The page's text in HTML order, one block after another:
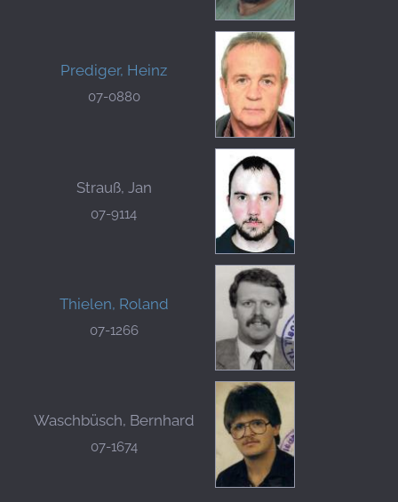
Prediger, Heinz
07-0880
Strauß, Jan
07-9114
Thielen, Roland
07-1266
Waschbüsch, Bernhard
07-1674